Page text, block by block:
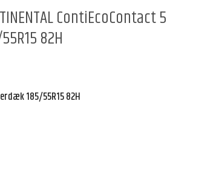
ContiEcoContact 5
82H
185/55R15 82H